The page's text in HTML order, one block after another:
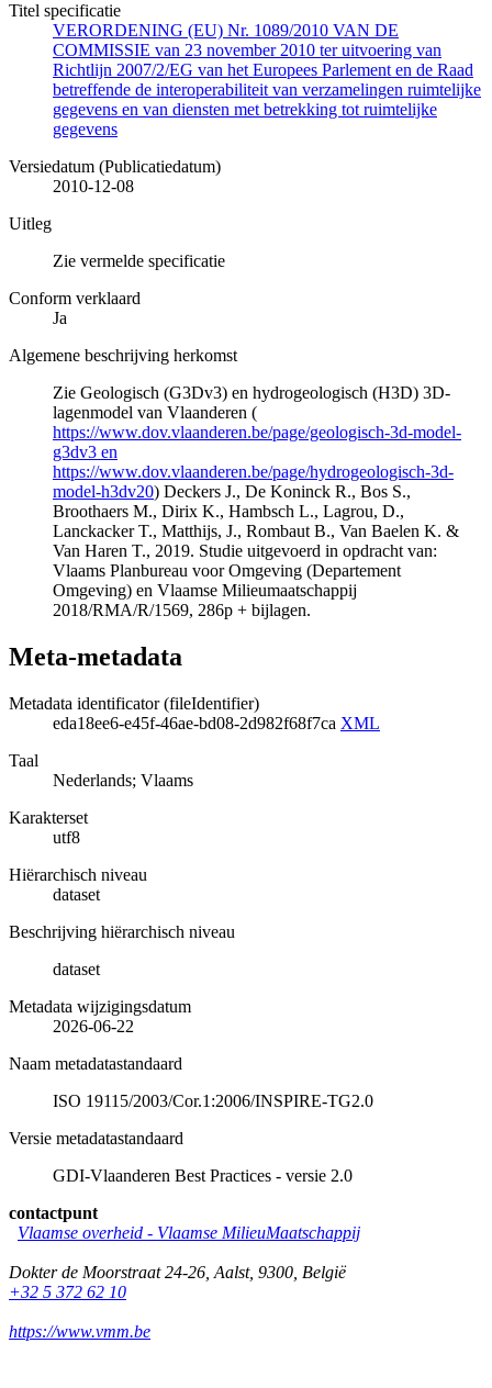
Titel specificatie
VERORDENING (EU) Nr. 1089/2010 VAN DE
COMMISSIE van 23 november 2010 ter uitvoering van
Richtlijn 2007/2/EG van het Europees Parlement en de Raad
betreffende de interoperabiliteit van verzamelingen ruimtelijke
gegevens en van diensten met betrekking tot ruimtelijke
gegevens
Versiedatum (Publicatiedatum)
2010-12-08
Uitleg
Zie vermelde specificatie
Conform verklaard
Ja
Algemene beschrijving herkomst
Zie Geologisch (G3Dv3) en hydrogeologisch (H3D) 3D-
lagenmodel van Vlaanderen (
https://www.dov.vlaanderen.be/page/geologisch-3d-model-
g3dv3 en
https://www.dov.vlaanderen.be/page/hydrogeologisch-3d-
model-h3dv20) Deckers J., De Koninck R., Bos S.,
Broothaers M., Dirix K., Hambsch L., Lagrou, D.,
Lanckacker T., Matthijs, J., Rombaut B., Van Baelen K. &
Van Haren T., 2019. Studie uitgevoerd in opdracht van:
Vlaams Planbureau voor Omgeving (Departement
Omgeving) en Vlaamse Milieumaatschappij
2018/RMA/R/1569, 286p + bijlagen.
Meta-metadata
Metadata identificator (fileIdentifier)
eda18ee6-e45f-46ae-bd08-2d982f68f7ca XML
Taal
Nederlands; Vlaams
Karakterset
utf8
Hiërarchisch niveau
dataset
Beschrijving hiërarchisch niveau
dataset
Metadata wijzigingsdatum
2026-06-22
Naam metadatastandaard
ISO 19115/2003/Cor.1:2006/INSPIRE-TG2.0
Versie metadatastandaard
GDI-Vlaanderen Best Practices - versie 2.0
contactpunt
Vlaamse overheid - Vlaamse MilieuMaatschappij
Dokter de Moorstraat 24-26 Aalst, 9300 België
+32 5 372 62 10
https://www.vmm.be